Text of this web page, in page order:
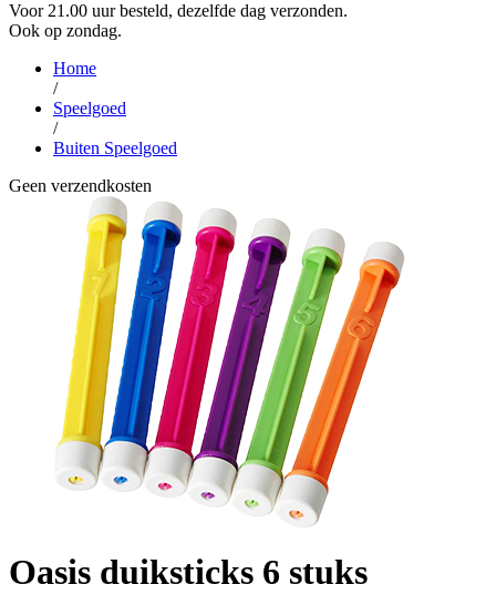
Voor 21.00 uur besteld, dezelfde dag verzonden.
Ook op zondag.
Home
/
Speelgoed
/
Buiten Speelgoed
Geen verzendkosten
Oasis duiksticks 6 stuks